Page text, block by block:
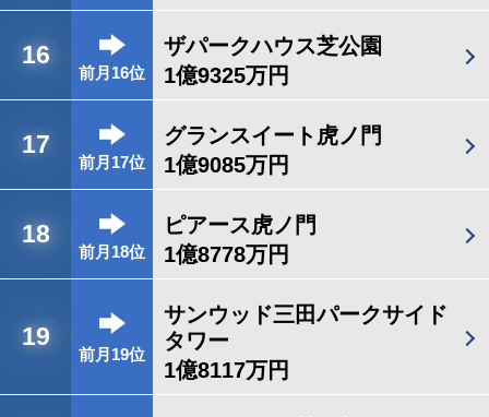
16
前月16位
ザパークハウス芝公園
1億9325万円
17
前月17位
グランスイート虎ノ門
1億9085万円
18
前月18位
ピアース虎ノ門
1億8778万円
19
前月19位
サンウッド三田パークサイド
タワー
1億8117万円